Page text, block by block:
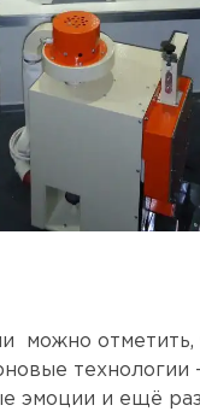
можно отметить,
технологии
эмоции и ещё